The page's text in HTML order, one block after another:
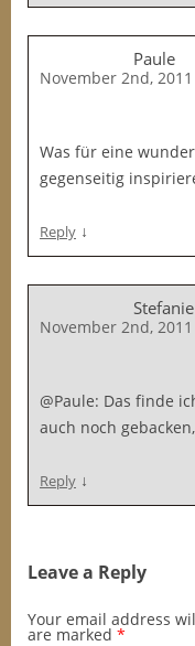
Paule
November 2nd, 2011
Was für eine
gegenseitig
Reply ↓
Stefanie
November 2nd, 2011
@Paule: Das finde
auch noch
Reply ↓
Leave a Reply
Your email address
are marked *